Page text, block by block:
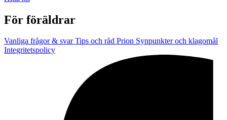
För föräldrar
Vanliga frågor & svarTips och råd Prion Synpunkter och klagomål
Integritetspolicy